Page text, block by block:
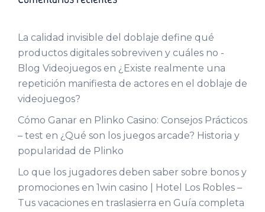
La calidad invisible del doblaje define qué
productos digitales sobreviven y cuáles no -
Blog Videojuegos en ¿Existe realmente una
repetición manifiesta de actores en el doblaje de
videojuegos?
Cómo Ganar en Plinko Casino: Consejos Prácticos
– test en ¿Qué son los juegos arcade? Historia y
popularidad de Plinko
Lo que los jugadores deben saber sobre bonos y
promociones en 1win casino | Hotel Los Robles –
Tus vacaciones en traslasierra en Guía completa